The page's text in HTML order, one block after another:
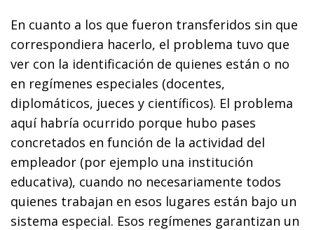
En cuanto a los que fueron transferidos sin que
correspondiera hacerlo, el problema tuvo que
ver con la identificación de quienes están o no
en regímenes especiales (docentes,
diplomáticos, jueces y científicos). El problema
aquí habría ocurrido porque hubo pases
concretados en función de la actividad del
empleador (por ejemplo una institución
educativa), cuando no necesariamente todos
quienes trabajan en esos lugares están bajo un
sistema especial. Esos regímenes garantizan un